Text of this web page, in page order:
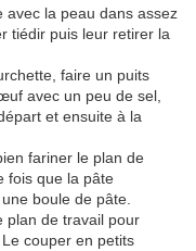
avec la peau dans assez
tiédir puis leur retirer la
faire un puits
avec un peu de sel,
et ensuite à la
fariner le plan de
fois que la pâte
boule de pâte.
plan de travail pour
couper en petits